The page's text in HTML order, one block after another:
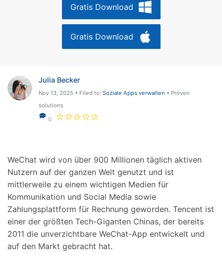
Gratis Download
Gratis Download
Julia Becker
Nov 13, 2025 • Filed to: Soziale Apps verwalten • Proven
solutions
0
WeChat wird von über 900 Millionen täglich aktiven
Nutzern auf der ganzen Welt genutzt und ist
mittlerweile zu einem wichtigen Medien für
Kommunikation und Social Media sowie
Zahlungsplattform für Rechnung geworden. Tencent ist
einer der größten Tech-Giganten Chinas, der bereits
2011 die unverzichtbare WeChat-App entwickelt und
auf den Markt gebracht hat.